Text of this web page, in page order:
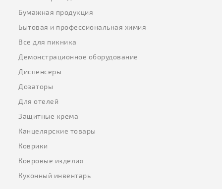
Бумажная продукция
Бытовая и профессиональная химия
Все для пикника
Демонстрационное оборудование
Диспенсеры
Дозаторы
Для отелей
Защитные крема
Канцелярские товары
Коврики
Ковровые изделия
Кухонный инвентарь